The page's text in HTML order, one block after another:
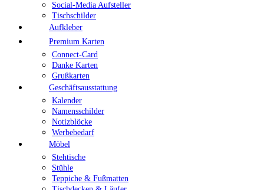
Social-Media Aufsteller
Tischschilder
Aufkleber
Premium Karten
Connect-Card
Danke Karten
Grußkarten
Geschäftsausstattung
Kalender
Namensschilder
Notizblöcke
Werbebedarf
Möbel
Stehtische
Stühle
Teppiche & Fußmatten